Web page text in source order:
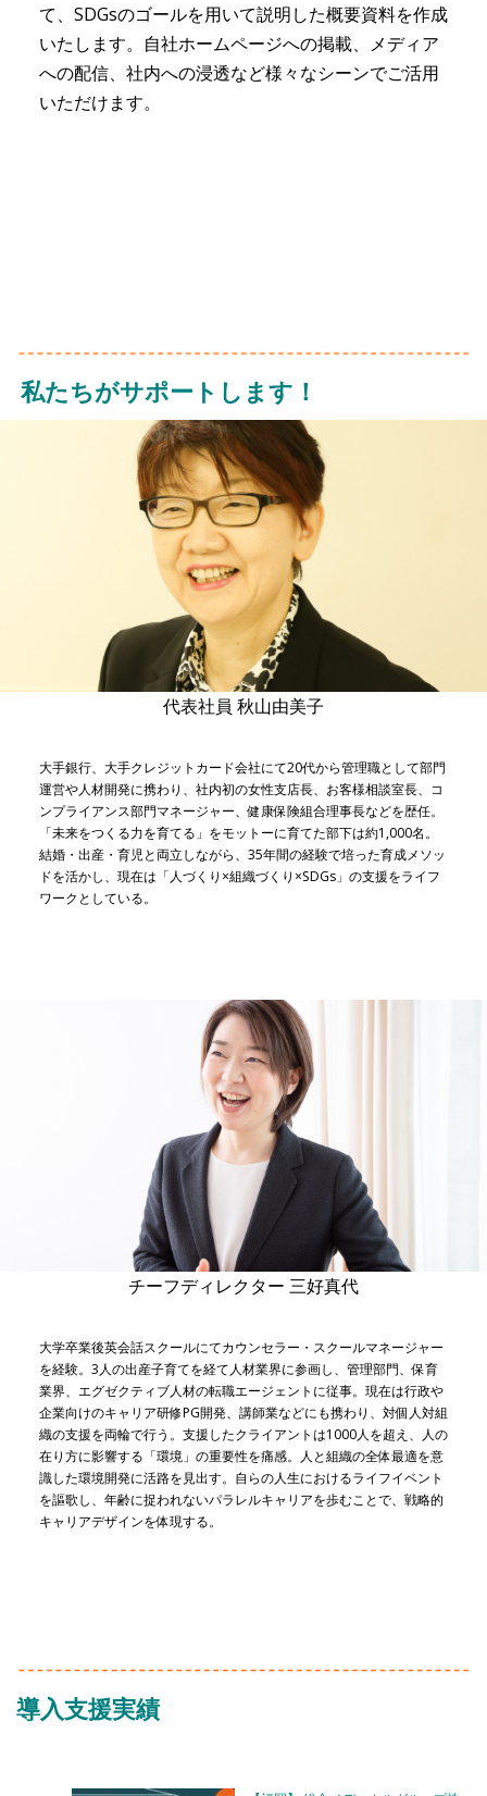
て、SDGsのゴールを用いて説明した概要資料を作成
いたします。自社ホームページへの掲載、メディア
への配信、社内への浸透など様々なシーンでご活用
いただけます。
私たちがサポートします！
代表社員 秋山由美子
大手銀行、大手クレジットカード会社にて20代から管理職として部門
運営や人材開発に携わり、社内初の女性支店長、お客様相談室長、コ
ンプライアンス部門マネージャー、健康保険組合理事長などを歴任。
「未来をつくる力を育てる」をモットーに育てた部下は約1,000名。
結婚・出産・育児と両立しながら、35年間の経験で培った育成メソッ
ドを活かし、現在は「人づくり×組織づくり×SDGs」の支援をライフ
ワークとしている。
チーフディレクター 三好真代
大学卒業後英会話スクールにてカウンセラー・スクールマネージャー
を経験。3人の出産子育てを経て人材業界に参画し、管理部門、保育
業界、エグゼクティブ人材の転職エージェントに従事。現在は行政や
企業向けのキャリア研修PG開発、講師業などにも携わり、対個人対組
織の支援を両輪で行う。支援したクライアントは1000人を超え、人の
在り方に影響する「環境」の重要性を痛感。人と組織の全体最適を意
識した環境開発に活路を見出す。自らの人生におけるライフイベント
を謳歌し、年齢に捉われないパラレルキャリアを歩むことで、戦略的
キャリアデザインを体現する。
導入支援実績